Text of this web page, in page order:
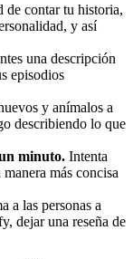
de contar tu historia,
y así
una descripción
episodios
y anímalos a
describiendo lo que
minuto. Intenta
más concisa
a las personas a
dejar una reseña de